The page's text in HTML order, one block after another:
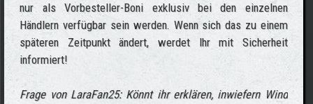
nur als Vorbesteller-Boni exklusiv bei den einzelnen
Händlern verfügbar sein werden. Wenn sich das zu einem
späteren Zeitpunkt ändert, werdet Ihr mit Sicherheit
informiert!
Frage von LaraFan25: Könnt ihr erklären, inwiefern Wind